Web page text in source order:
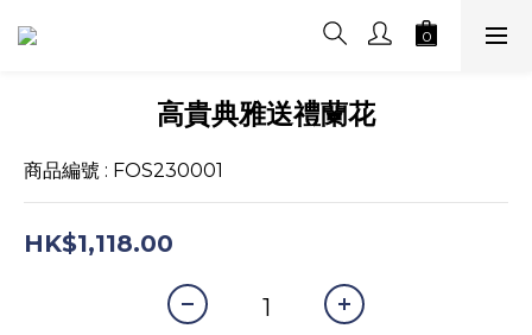
高貴典雅送禮蘭花
商品編號 : FOS230001
HK$1,118.00